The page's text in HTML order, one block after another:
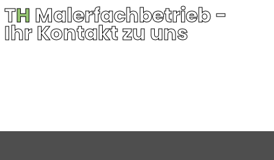
TH Malerfachbetrieb -
Ihr Kontakt zu uns